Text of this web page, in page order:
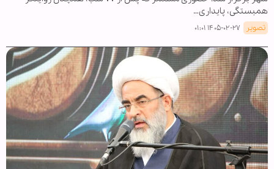
همبستگی، پایداری…
تصویر ۱۴۰۵-۰۲-۲۷ ۰۱:۰۱